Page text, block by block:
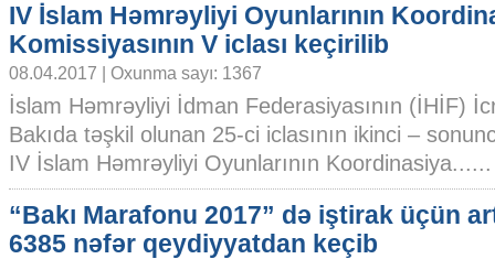
IV İslam Həmrəyliyi Oyunlarının
Komissiyasının V iclası keçirilib
08.04.2017 | Oxunma sayı: 1367
İslam Həmrəyliyi İdman Federasiyasının (İHİF)
Bakıda təşkil olunan 25-ci iclasının ikinci –
IV İslam Həmrəyliyi Oyunlarının Koordinasiya......
“Bakı Marafonu 2017” də iştirak üçün
6385 nəfər qeydiyyatdan keçib